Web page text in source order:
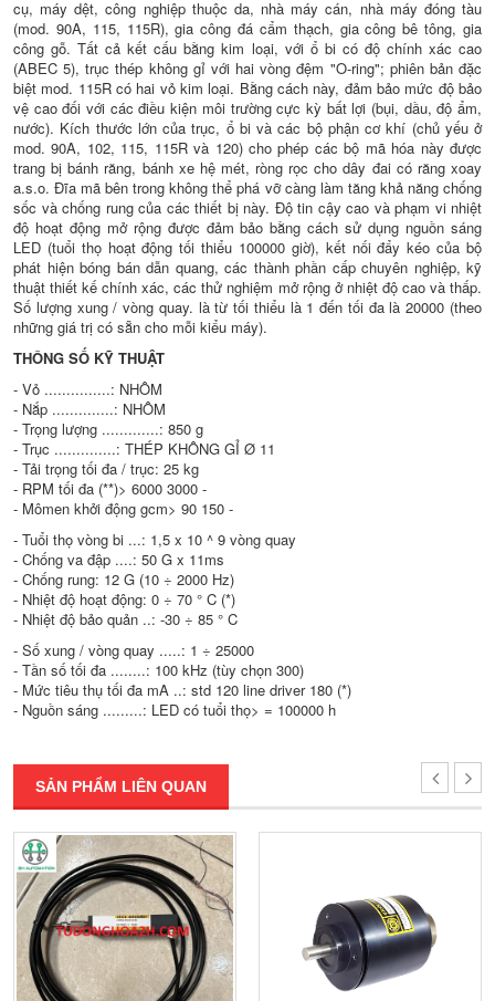
cụ, máy dệt, công nghiệp thuộc da, nhà máy cán, nhà máy đóng tàu
(mod. 90A, 115, 115R), gia công đá cẩm thạch, gia công bê tông, gia
công gỗ. Tất cả kết cấu bằng kim loại, với ổ bi có độ chính xác cao
(ABEC 5), trục thép không gỉ với hai vòng đệm "O-ring"; phiên bản đặc
biệt mod. 115R có hai vỏ kim loại. Bằng cách này, đảm bảo mức độ bảo
vệ cao đối với các điều kiện môi trường cực kỳ bất lợi (bụi, dầu, độ ẩm,
nước). Kích thước lớn của trục, ổ bi và các bộ phận cơ khí (chủ yếu ở
mod. 90A, 102, 115, 115R và 120) cho phép các bộ mã hóa này được
trang bị bánh răng, bánh xe hệ mét, ròng rọc cho dây đai có răng xoay
a.s.o. Đĩa mã bên trong không thể phá vỡ càng làm tăng khả năng chống
sốc và chống rung của các thiết bị này. Độ tin cậy cao và phạm vi nhiệt
độ hoạt động mở rộng được đảm bảo bằng cách sử dụng nguồn sáng
LED (tuổi thọ hoạt động tối thiểu 100000 giờ), kết nối đẩy kéo của bộ
phát hiện bóng bán dẫn quang, các thành phần cấp chuyên nghiệp, kỹ
thuật thiết kế chính xác, các thử nghiệm mở rộng ở nhiệt độ cao và thấp.
Số lượng xung / vòng quay. là từ tối thiểu là 1 đến tối đa là 20000 (theo
những giá trị có sẵn cho mỗi kiểu máy).
THÔNG SỐ KỸ THUẬT
- Vỏ ...............: NHÔM
- Nắp ..............: NHÔM
- Trọng lượng .............: 850 g
- Trục ..............: THÉP KHÔNG GỈ Ø 11
- Tải trọng tối đa / trục: 25 kg
- RPM tối đa (**)> 6000 3000 -
- Mômen khởi động gcm> 90 150 -
- Tuổi thọ vòng bi ...: 1,5 x 10 ^ 9 vòng quay
- Chống va đập ....: 50 G x 11ms
- Chống rung: 12 G (10 ÷ 2000 Hz)
- Nhiệt độ hoạt động: 0 ÷ 70 ° C (*)
- Nhiệt độ bảo quản ..: -30 ÷ 85 ° C
- Số xung / vòng quay .....: 1 ÷ 25000
- Tần số tối đa ........: 100 kHz (tùy chọn 300)
- Mức tiêu thụ tối đa mA ..: std 120 line driver 180 (*)
- Nguồn sáng .........: LED có tuổi thọ> = 100000 h
SẢN PHẨM LIÊN QUAN